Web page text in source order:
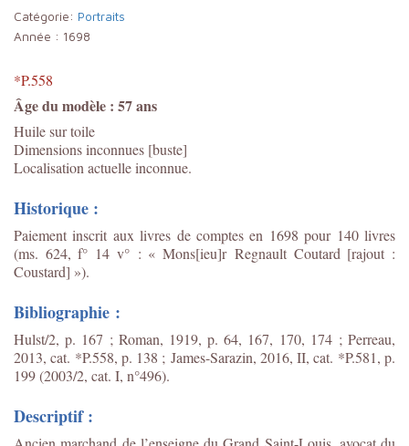
Catégorie: Portraits
Année : 1698
*P.558
Âge du modèle : 57 ans
Huile sur toile
Dimensions inconnues [buste]
Localisation actuelle inconnue.
Historique :
Paiement inscrit aux livres de comptes en 1698 pour 140 livres
(ms. 624, f° 14 v° : « Mons[ieu]r Regnault Coutard [rajout :
Coustard] »).
Bibliographie :
Hulst/2, p. 167 ; Roman, 1919, p. 64, 167, 170, 174 ; Perreau,
2013, cat. *P.558, p. 138 ; James-Sarazin, 2016, II, cat. *P.581, p.
199 (2003/2, cat. I, n°496).
Descriptif :